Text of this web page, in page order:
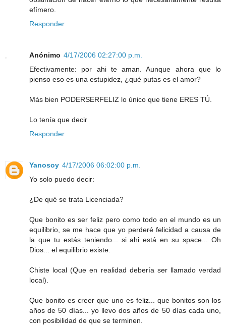
efímero.
Responder
Anónimo 4/17/2006 02:27:00 p.m.
Efectivamente: por ahi te aman. Aunque ahora que lo
pienso eso es una estupidez, ¿qué putas es el amor?
Más bien PODERSERFELIZ lo único que tiene ERES TÚ.
Lo tenía que decir
Responder
Yanosoy 4/17/2006 06:02:00 p.m.
Yo solo puedo decir:
¿De qué se trata Licenciada?
Que bonito es ser feliz pero como todo en el mundo es un
equilibrio, se me hace que yo perderé felicidad a causa de
la que tu estás teniendo... si ahi está en su space... Oh
Dios... el equilibrio existe.
Chiste local (Que en realidad debería ser llamado verdad
local).
Que bonito es creer que uno es feliz... que bonitos son los
años de 50 días... yo llevo dos años de 50 días cada uno,
con posibilidad de que se terminen.